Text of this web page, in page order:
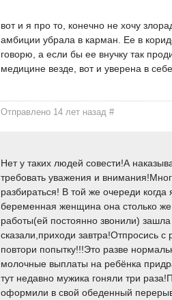
вот и я про то, конечно не хочу
амбиции убрала в карман. Ее в
говорю, а если бы ее внучку так
медицине везде, вот и уверена в себе
Отправлено 14 лет назад#
Нет у таких людей совести!А
требовать уважения и
разбираться! В той же очереди
беременная женщина она столько
работы(ей постоянно звонили)
сказали,приходи завтра!Отпросись
повтори попытку!!!Это разве
молочные выплаты на ребёнка
тут недавно мужика гоняли три
оформили в свой обеденный